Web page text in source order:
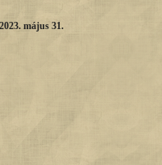
május 31.